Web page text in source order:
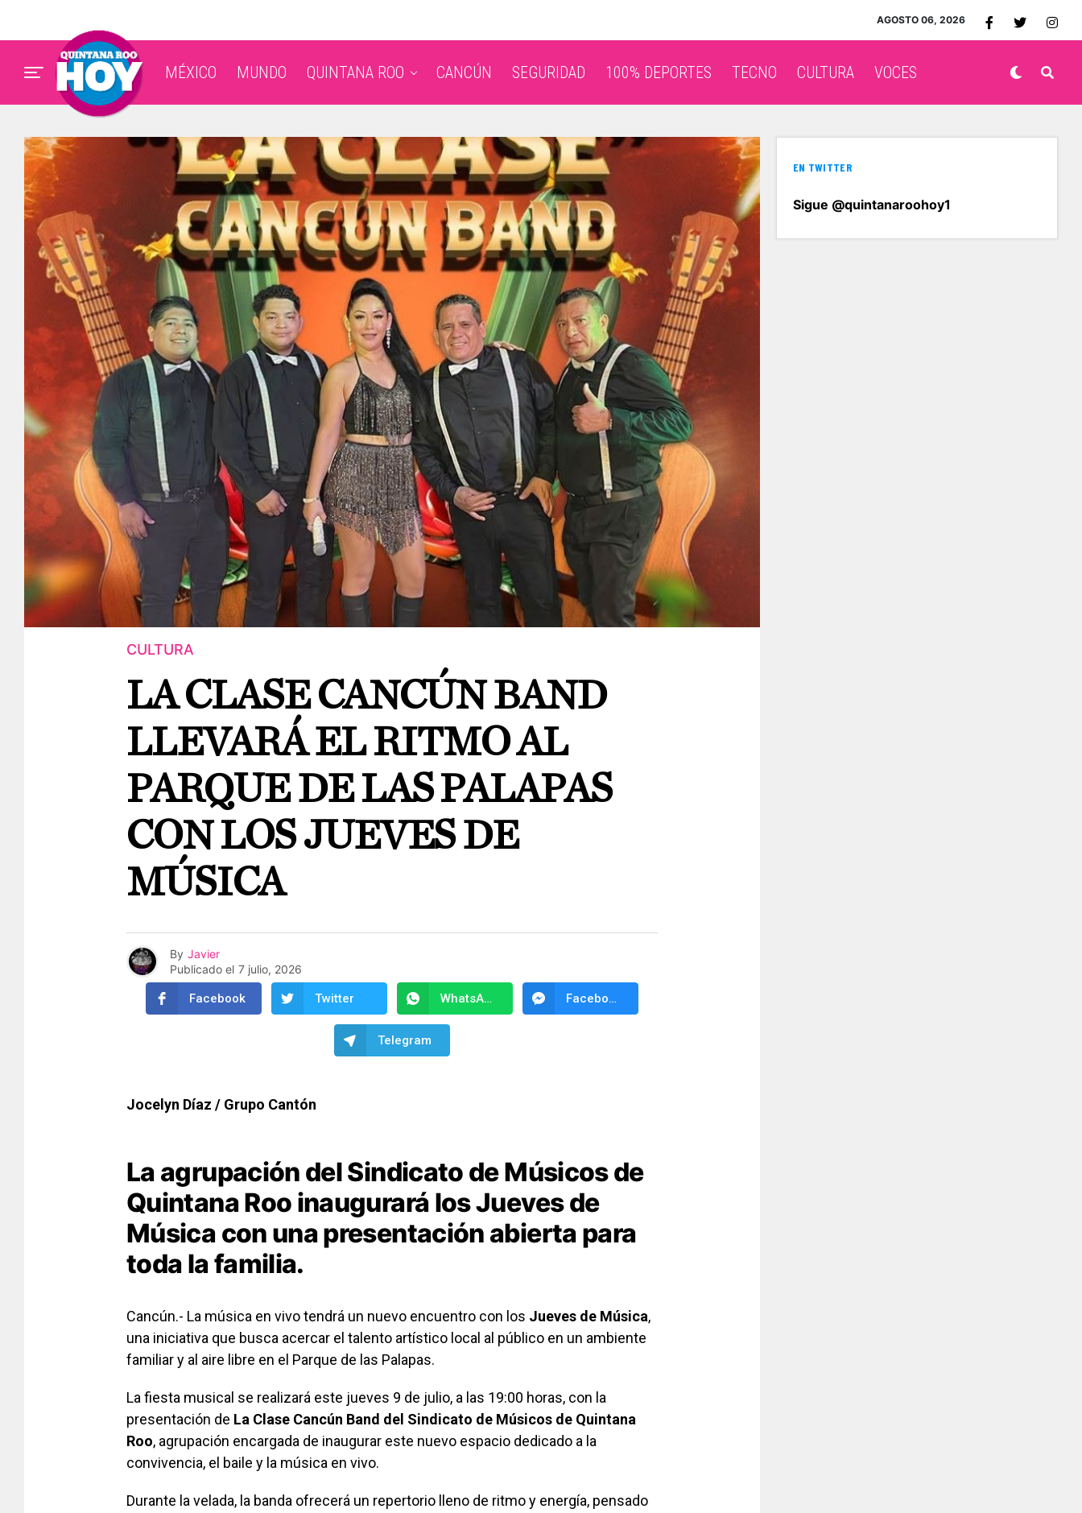
AGOSTO 06, 2026
MÉXICO MUNDO QUINTANA ROO CANCÚN SEGURIDAD 100% DEPORTES TECNO CULTURA VOCES
CULTURA
LA CLASE CANCÚN BAND
LLEVARÁ EL RITMO AL
PARQUE DE LAS PALAPAS
CON LOS JUEVES DE
MÚSICA
By Javier
Publicado el 7 julio, 2026
Facebook Twitter WhatsApp Facebook Messenger
Telegram
Jocelyn Díaz / Grupo Cantón
La agrupación del Sindicato de Músicos de
Quintana Roo inaugurará los Jueves de
Música con una presentación abierta para
toda la familia.
Cancún.- La música en vivo tendrá un nuevo encuentro con los Jueves de Música,
una iniciativa que busca acercar el talento artístico local al público en un ambiente
familiar y al aire libre en el Parque de las Palapas.
La fiesta musical se realizará este jueves 9 de julio, a las 19:00 horas, con la
presentación de La Clase Cancún Band del Sindicato de Músicos de Quintana
Roo, agrupación encargada de inaugurar este nuevo espacio dedicado a la
convivencia, el baile y la música en vivo.
Durante la velada, la banda ofrecerá un repertorio lleno de ritmo y energía, pensado
EN TWITTER
Sigue @quintanaroohoy1